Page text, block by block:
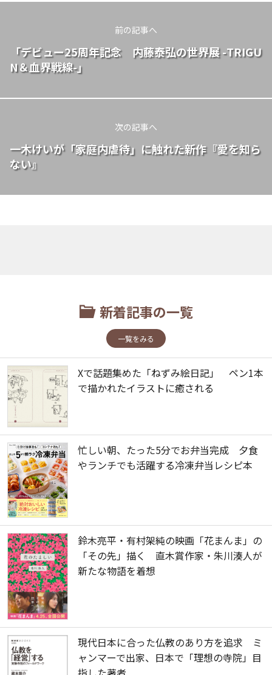
前の記事へ
「デビュー25周年記念 内藤泰弘の世界展 -TRIGU
N＆血界戦線-」
次の記事へ
一木けいが「家庭内虐待」に触れた新作『愛を知ら
ない』
新着記事の一覧
一覧をみる
Xで話題集めた「ねずみ絵日記」 ペン1本
で描かれたイラストに癒される
忙しい朝、たった5分でお弁当完成 夕食
やランチでも活躍する冷凍弁当レシピ本
鈴木亮平・有村架純の映画「花まんま」の
「その先」描く 直木賞作家・朱川湊人が
新たな物語を着想
現代日本に合った仏教のあり方を追求 ミ
ャンマーで出家、日本で「理想の寺院」目